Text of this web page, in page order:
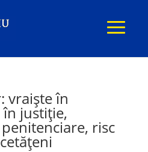
vraişte în
justiţie,
risc